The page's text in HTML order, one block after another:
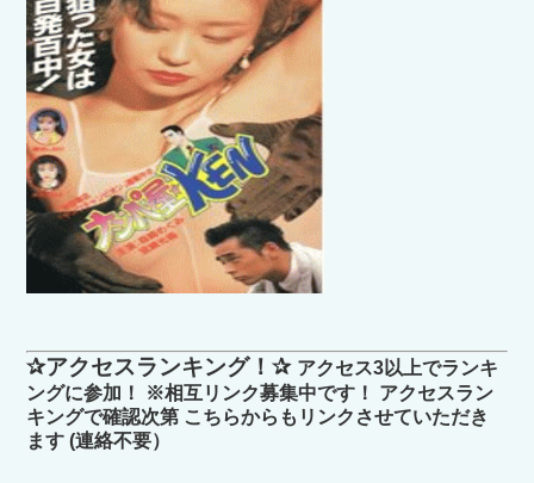
✰アクセスランキング！✰ アクセス3以上でランキ
ングに参加！ ※相互リンク募集中です！ アクセスラン
キングで確認次第 こちらからもリンクさせていただき
ます (連絡不要）